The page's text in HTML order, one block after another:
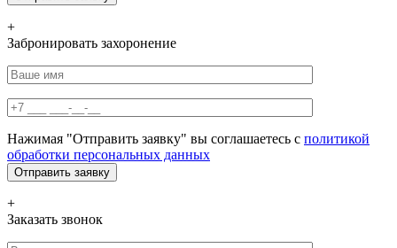
+
Забронировать захоронение
Нажимая "Отправить заявку" вы соглашаетесь с политикой
обработки персональных данных
+
Заказать звонок